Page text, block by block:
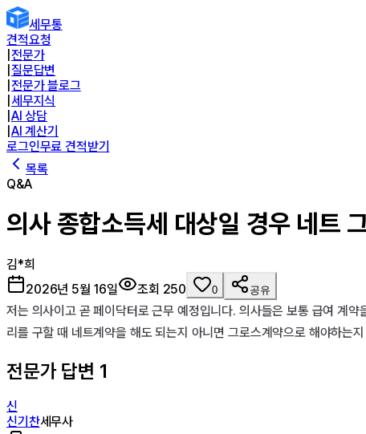
세무통
견적요청
전문가
질문답변
전문가 블로그
세무지식
AI 상담
AI 계산기
로그인무료 견적받기
목록
Q&A
의사 종합소득세 대상일 경우 네트
김*희
2026년 5월 16일
조회 250 0 공유
저는 의사이고 곧 페이닥터로 근무 예정입니다. 의사들은 보통 급여 계
리를 구할 때 네트계약을 해도 되는지 아니면 그로스계약으로 해야하는
전문가 답변 1
신
신기찬세무사